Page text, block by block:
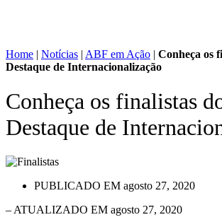
Home | Notícias | ABF em Ação | Conheça os
Destaque de Internacionalização
Conheça os finalistas
Destaque de
PUBLICADO EM agosto 27, 2020
– ATUALIZADO EM agosto 27, 2020